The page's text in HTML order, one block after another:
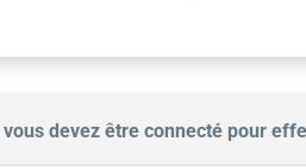
vous devez être connecté pour